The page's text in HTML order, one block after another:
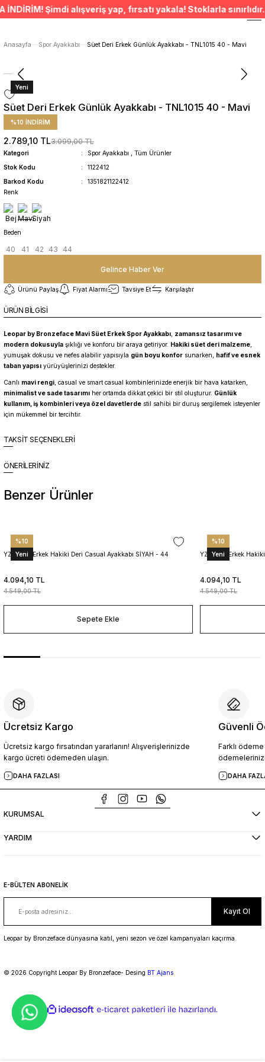
Şimdi alışveriş yap, fırsatı yakala! Stoklarla
ÜCRETSİZ TESLİMAT İMKANI
SÜRDÜRÜLEBİLİR ÜRÜNLER
SÜRDÜRÜLEBİLİR ÜRÜNLER
Anasayfa Spor Ayakkabı Süet Deri Erkek Günlük Ayakkabı - TNL1015 40 - Mavi
Yeni
Süet Deri Erkek Günlük Ayakkabı - TNL1015 40 - Mavi
%10 İNDİRİM
2.789,10 TL3.099,00 TL
Kategori Spor Ayakkabı
Tüm Ürünler
Stok Kodu
1122412
Barkod Kodu
1351821122412
Renk
Beden
40 41 42 43 44
Gelince Haber Ver
Ürünü Paylaş Fiyat Alarmı Tavsiye Et Karşılaştır
ÜRÜN BİLGİSİ
Leopar by Bronzeface Mavi Süet Erkek Spor Ayakkabı zamansız tasarımı ve
modern dokusuyla şıklığı ve konforu bir araya getiriyor. Hakiki süet deri malzeme
yumuşak dokusu ve nefes alabilir yapısıyla gün boyu konfor sunarken, hafif ve esnek
taban yapısı yürüyüşlerinizi destekler.
Canlı mavi rengi , casual ve smart casual kombinlerinizde enerjik bir hava katarken,
minimalist ve sade tasarımı her ortamda dikkat çekici bir stil oluşturur. Günlük
kullanım, iş kombinleri veya özel davetlerde stil sahibi bir duruş sergilemek isteyenler
için mükemmel bir tercihtir.
TAKSİT SEÇENEKLERİ
ÖNERİLERİNİZ
Benzer Ürünler
%10
Yeni
YZN1026 Erkek Hakiki Deri Casual Ayakkabı SİYAH - 44
4.094,10 TL
4.549,00 TL
Sepete Ekle
%10
Yeni
YZN1025 Erkek
4.094,10 TL
4.549,00 TL
Ücretsiz Kargo
Ücretsiz kargo fırsatından yararlanın! Alışverişlerinizde
kargo ücreti ödemeden ulaşın.
DAHA FAZLASI
Güvenli
Farklı
DAHA
KURUMSAL
YARDIM
E-BÜLTEN ABONELİK
Kayıt Ol
Leopar by Bronzeface dünyasına katıl, yeni sezon ve özel kampanyaları kaçırma.
© 2026 Copyright Leopar By Bronzeface- Desing BT Ajans
ideasoft
e-